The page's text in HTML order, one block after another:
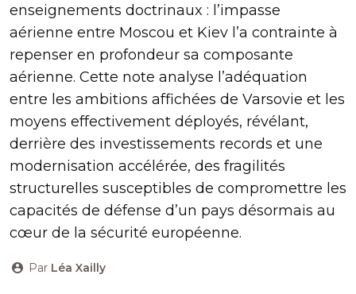
enseignements doctrinaux : l’impasse
aérienne entre Moscou et Kiev l’a contrainte à
repenser en profondeur sa composante
aérienne. Cette note analyse l’adéquation
entre les ambitions affichées de Varsovie et les
moyens effectivement déployés, révélant,
derrière des investissements records et une
modernisation accélérée, des fragilités
structurelles susceptibles de compromettre les
capacités de défense d’un pays désormais au
cœur de la sécurité européenne.
Par Léa Xailly